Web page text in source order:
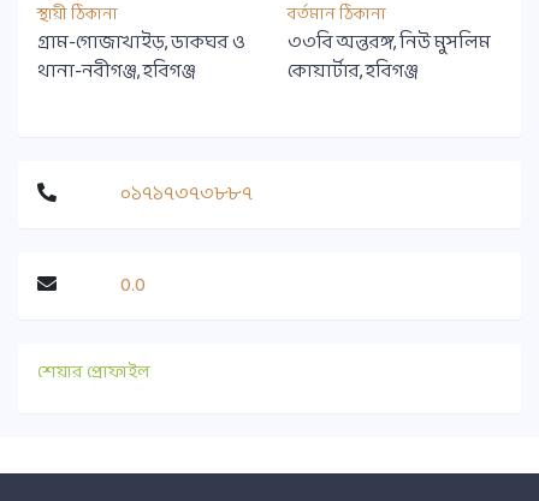
স্থায়ী ঠিকানা
গ্রাম-গোজাখাইড়, ডাকঘর ও
থানা-নবীগঞ্জ, হবিগঞ্জ
বর্তমান ঠিকানা
৩৩বি অন্তরঙ্গ, নিউ মুসলিম
কোয়ার্টার, হবিগঞ্জ
০১৭১৭৩৭৩৮৮৭
0.0
শেয়ার প্রোফাইল